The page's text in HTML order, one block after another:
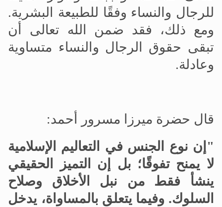
للرجال والنساء وفقًا للطبيعة البشرية.
ومع ذلك، فقد ضمن الله تعالى أن
تبقى حقوق الرجال والنساء متساوية
وعادلة.
قال حضرة ميرزا مسرور أحمد:
"إن نوع الجنس في التعاليم الإسلامية
لا يمنح تفوقًا؛ بل إن التميز الحقيقي
ينشأ فقط من نبل الأخلاق وصلاح
السلوك. وفيما يتعلق بالمساواة، يدخل